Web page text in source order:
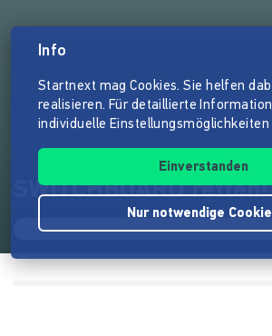
SWITCHBOARD
Info
Startnext mag Cookies. Sie helfen
realisieren. Für detaillierte
individuelle Einstellungsmöglichkeiten
Einverstanden
Nur notwendige